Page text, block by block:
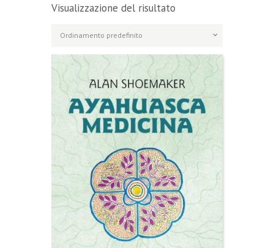
Visualizzazione del risultato